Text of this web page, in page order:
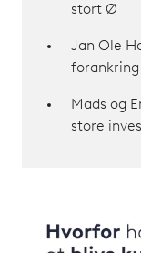
stort Ø
Jan Ole
forankring
Mads og
store